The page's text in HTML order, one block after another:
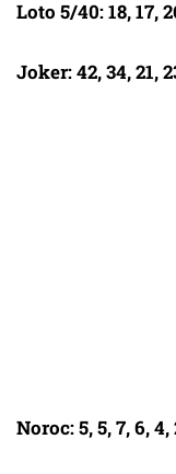
Loto 5/40: 18, 17,
Joker: 42, 34, 21,
Noroc: 5, 5, 7, 6, 4,